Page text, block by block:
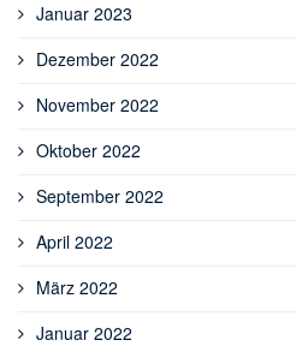
Januar 2023
Dezember 2022
November 2022
Oktober 2022
September 2022
April 2022
März 2022
Januar 2022